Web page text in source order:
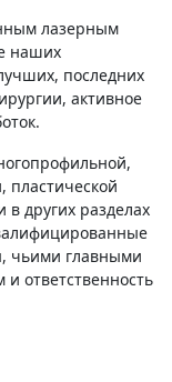
лазерным
наших
последних
активное
пластической
других разделах
чьими главными
ответственность